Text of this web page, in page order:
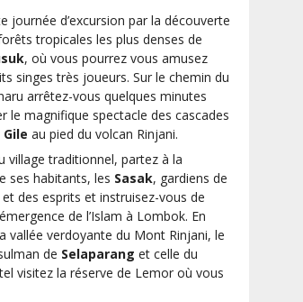
journée d’excursion par la découverte
tropicales les plus denses de
, où vous pourrez vous amusez
singes très joueurs. Sur le chemin du
arrêtez-vous quelques minutes
le magnifique spectacle des cascades
au pied du volcan Rinjani.
village traditionnel, partez à la
ses habitants, les Sasak, gardiens de
des esprits et instruisez-vous de
de l’Islam à Lombok. En
vallée verdoyante du Mont Rinjani, le
de Selaparang et celle du
visitez la réserve de Lemor où vous